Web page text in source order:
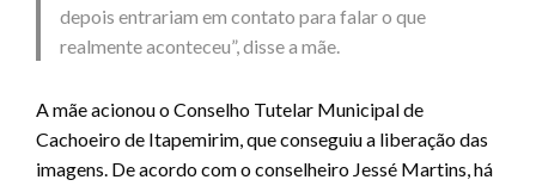
depois entrariam em contato para falar o que
realmente aconteceu”, disse a mãe.
A mãe acionou o Conselho Tutelar Municipal de
Cachoeiro de Itapemirim, que conseguiu a liberação das
imagens. De acordo com o conselheiro Jessé Martins, há